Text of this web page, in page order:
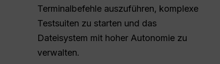
Terminalbefehle auszuführen, komplexe
Testsuiten zu starten und das
Dateisystem mit hoher Autonomie zu
verwalten.